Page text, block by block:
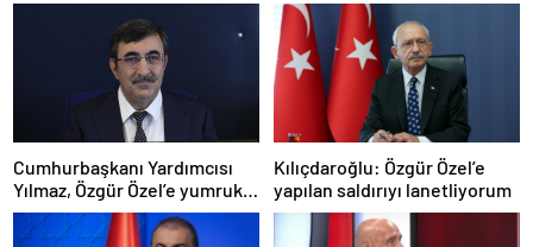
Cumhurbaşkanı Yardımcısı
Yılmaz, Özgür Özel’e yumruklu
saldırıyı kınadı
Kılıçdaroğlu: Özgür Özel’e
yapılan saldırıyı lanetliyorum